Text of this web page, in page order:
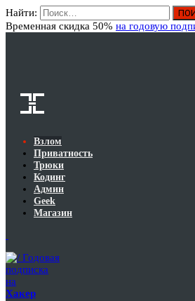
Найти:
Временная скидка 50% на годовую
Взлом
Приватность
Трюки
Кодинг
Админ
Geek
Магазин
Годовая
подписка
на
Хакер